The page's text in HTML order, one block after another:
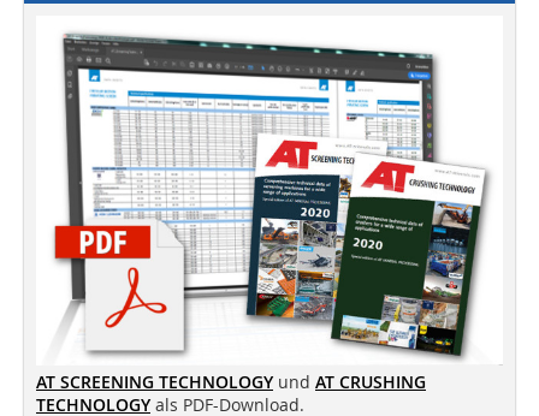
AT SCREENING TECHNOLOGY und AT CRUSHING
TECHNOLOGY als PDF-Download.